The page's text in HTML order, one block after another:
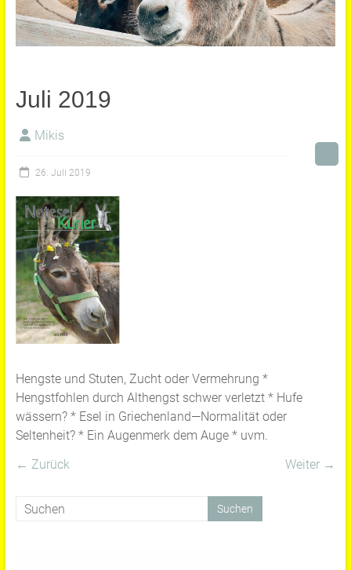
Juli 2019
Mikis
26. Juli 2019
Hengste und Stuten, Zucht oder Vermehrung *
Hengstfohlen durch Althengst schwer verletzt * Hufe
wässern? * Esel in Griechenland—Normalität oder
Seltenheit? * Ein Augenmerk dem Auge * uvm.
← Zurück
Weiter →